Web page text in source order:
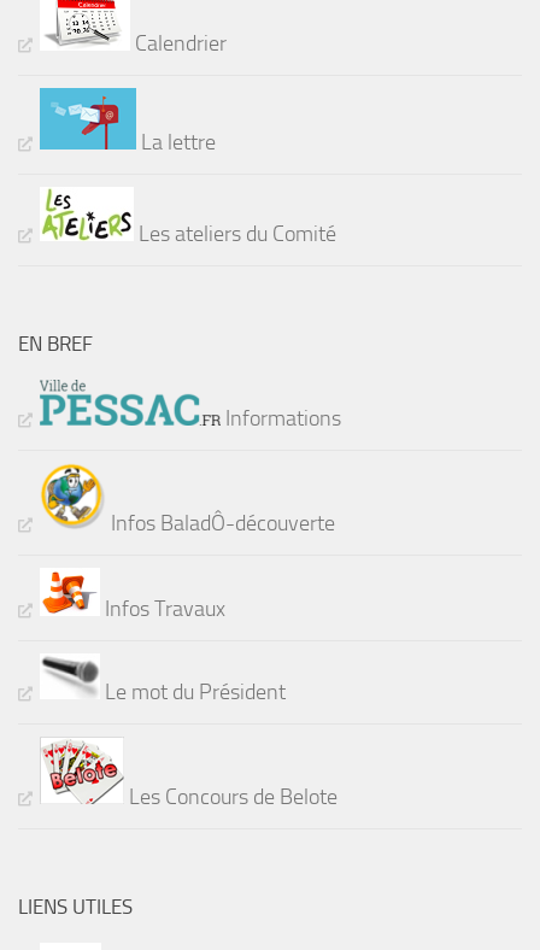
Calendrier
La lettre
Les ateliers du Comité
EN BREF
Informations
Infos BaladÔ-découverte
Infos Travaux
Le mot du Président
Les Concours de Belote
LIENS UTILES